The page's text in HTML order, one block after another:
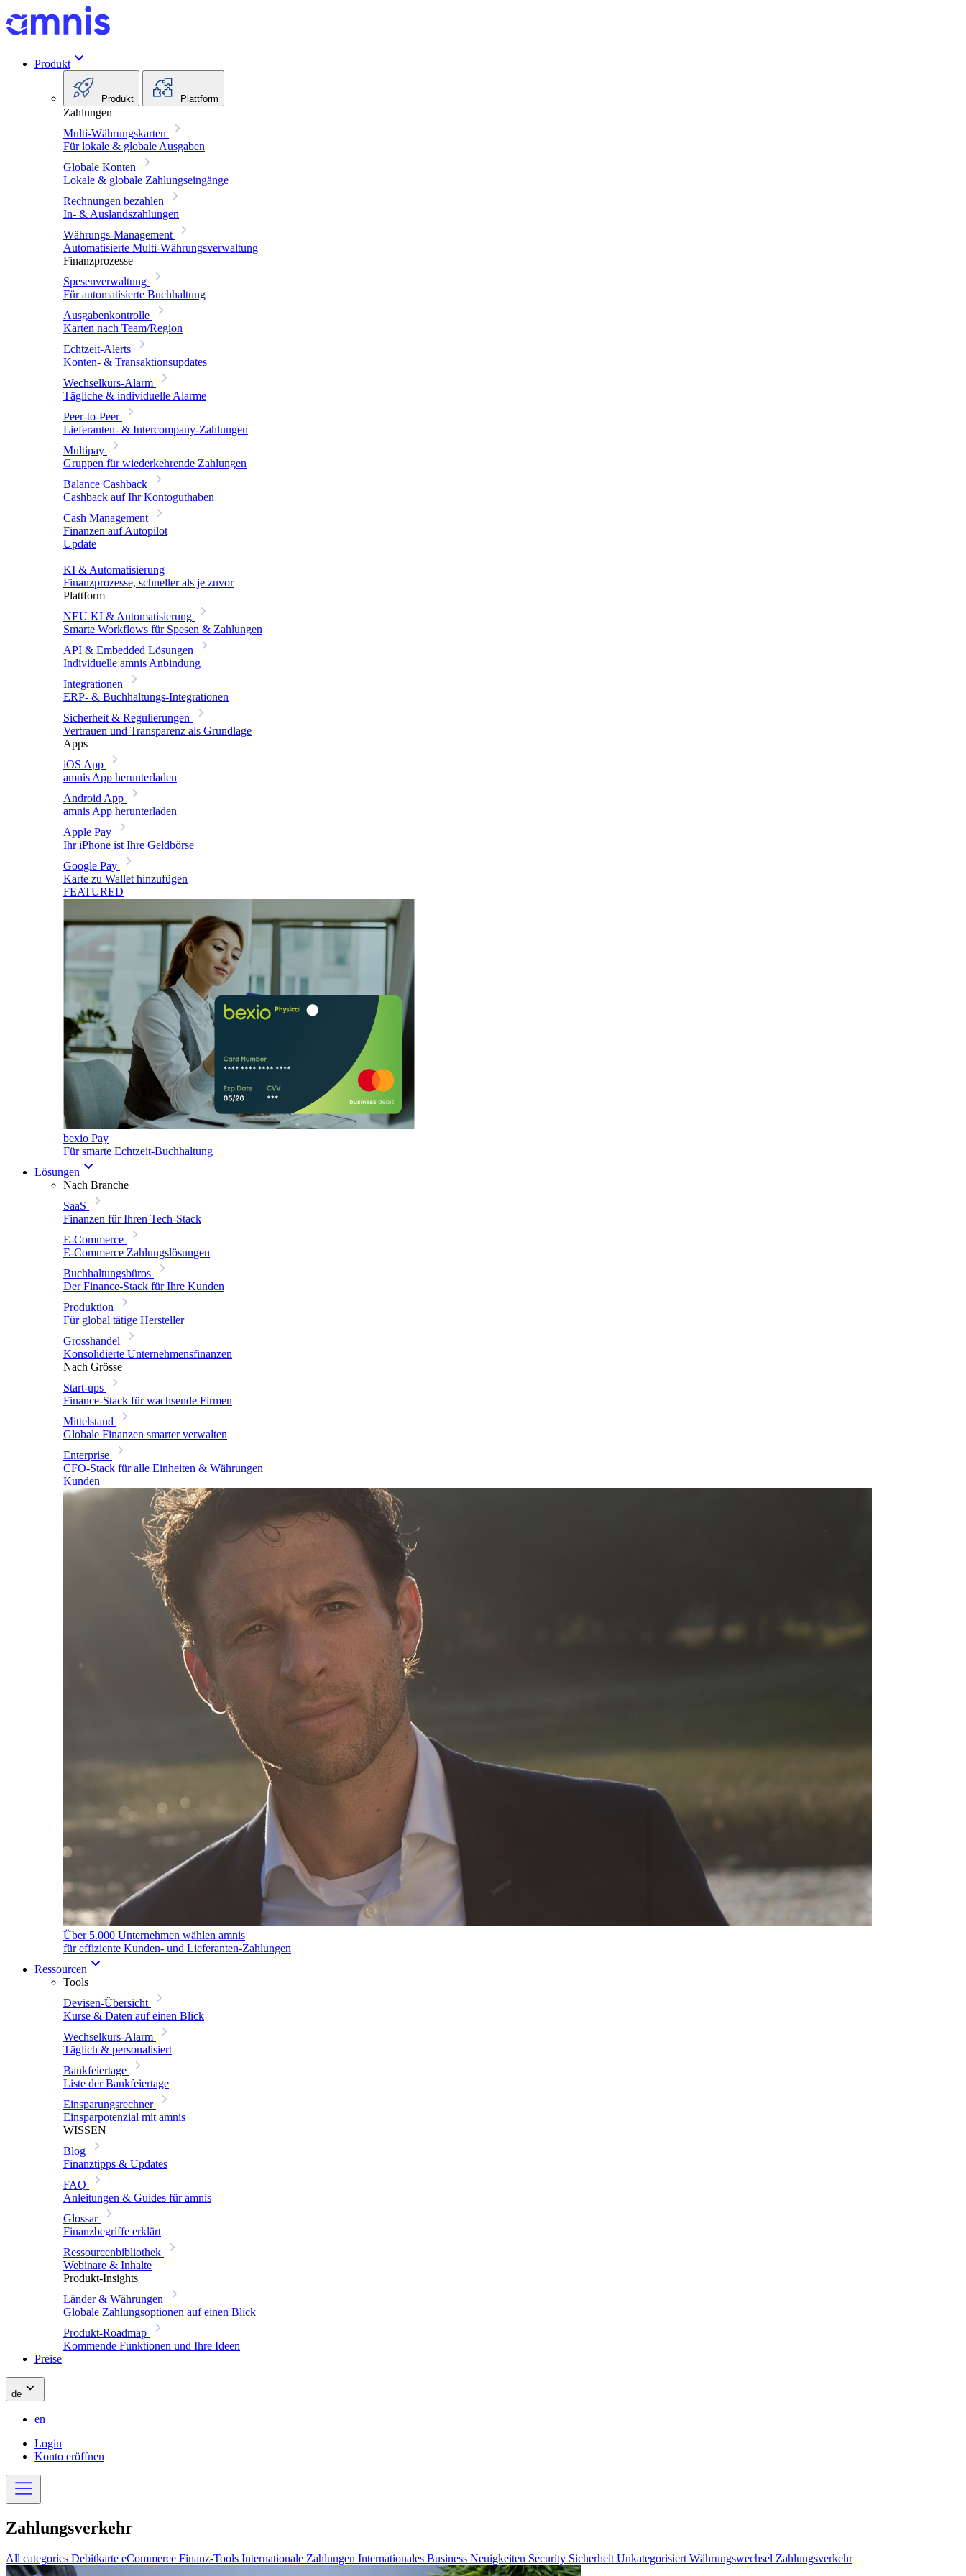
Produkt
Produkt Plattform
Zahlungen
Multi-Währungskarten
Für lokale & globale Ausgaben
Globale Konten
Lokale & globale Zahlungseingänge
Rechnungen bezahlen
In- & Auslandszahlungen
Währungs-Management
Automatisierte Multi-Währungsverwaltung
Finanzprozesse
Spesenverwaltung
Für automatisierte Buchhaltung
Ausgabenkontrolle
Karten nach Team/Region
Echtzeit-Alerts
Konten- & Transaktionsupdates
Wechselkurs-Alarm
Tägliche & individuelle Alarme
Peer-to-Peer
Lieferanten- & Intercompany-Zahlungen
Multipay
Gruppen für wiederkehrende Zahlungen
Balance Cashback
Cashback auf Ihr Kontoguthaben
Cash Management
Finanzen auf Autopilot
Update
KI & Automatisierung
Finanzprozesse, schneller als je zuvor
Plattform
NEU KI & Automatisierung
Smarte Workflows für Spesen & Zahlungen
API & Embedded Lösungen
Individuelle amnis Anbindung
Integrationen
ERP- & Buchhaltungs-Integrationen
Sicherheit & Regulierungen
Vertrauen und Transparenz als Grundlage
Apps
iOS App
amnis App herunterladen
Android App
amnis App herunterladen
Apple Pay
Ihr iPhone ist Ihre Geldbörse
Google Pay
Karte zu Wallet hinzufügen
FEATURED
bexio Pay
Für smarte Echtzeit-Buchhaltung
Lösungen
Nach Branche
SaaS
Finanzen für Ihren Tech-Stack
E-Commerce
E-Commerce Zahlungslösungen
Buchhaltungsbüros
Der Finance-Stack für Ihre Kunden
Produktion
Für global tätige Hersteller
Grosshandel
Konsolidierte Unternehmensfinanzen
Nach Grösse
Start-ups
Finance-Stack für wachsende Firmen
Mittelstand
Globale Finanzen smarter verwalten
Enterprise
CFO-Stack für alle Einheiten & Währungen
Kunden
Über 5.000 Unternehmen wählen amnis
für effiziente Kunden- und Lieferanten-Zahlungen
Ressourcen
Tools
Devisen-Übersicht
Kurse & Daten auf einen Blick
Wechselkurs-Alarm
Täglich & personalisiert
Bankfeiertage
Liste der Bankfeiertage
Einsparungsrechner
Einsparpotenzial mit amnis
WISSEN
Blog
Finanztipps & Updates
FAQ
Anleitungen & Guides für amnis
Glossar
Finanzbegriffe erklärt
Ressourcenbibliothek
Webinare & Inhalte
Produkt-Insights
Länder & Währungen
Globale Zahlungsoptionen auf einen Blick
Produkt-Roadmap
Kommende Funktionen und Ihre Ideen
Preise
de
en
Login
Konto eröffnen
Zahlungsverkehr
All categories Debitkarte eCommerce Finanz-Tools Internationale Zahlungen Internationales Business Neuigkeiten Security Sicherheit Unkategorisiert Währungswechsel Zahlungsverkehr